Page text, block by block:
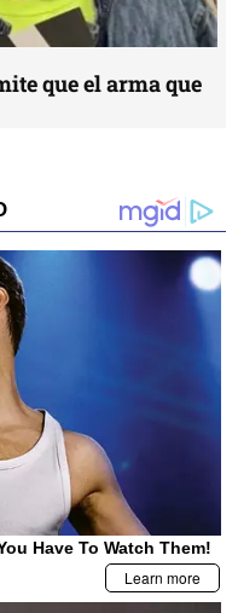
que el arma que